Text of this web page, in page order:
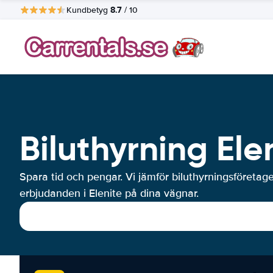
Kundbetyg 8.7 / 10
Biluthyrning
Spara tid och pengar. Vi jämför
erbjudanden i Elenite på dina vägnar.